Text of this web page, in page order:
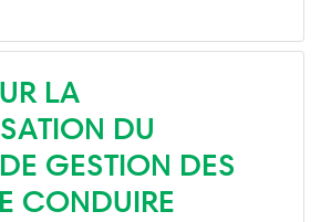
LA
DU
GESTION DES
CONDUIRE